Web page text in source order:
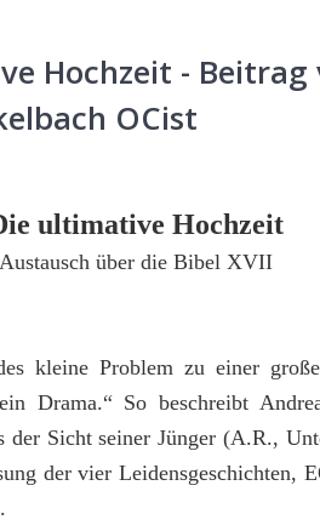
Hochzeit - Beitrag
OCist
ultimative Hochzeit
Austausch über die Bibel XVII
kleine Problem zu einer
Drama.“ So beschreibt
der Sicht seiner Jünger (A.R.,
der vier Leidensgeschichten,